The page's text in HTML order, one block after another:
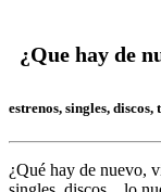
¿Que hay de
estrenos, singles, discos,
¿Qué hay de nuevo,